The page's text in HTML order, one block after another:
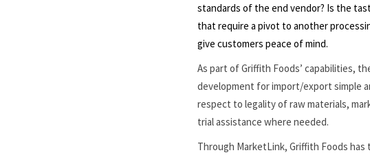
standards of the end vendor? Is the
that require a pivot to another
give customers peace of mind.
As part of Griffith Foods’ capabilities,
development for import/export simple
respect to legality of raw materials,
trial assistance where needed.
Through MarketLink, Griffith Foods